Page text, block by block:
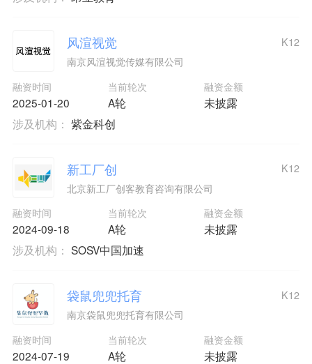
风渲视觉
南京风渲视觉传媒有限公司
融资时间
2025-01-20
当前轮次
A轮
融资金额
未披露
K12
涉及机构： 紫金科创
新工厂创
北京新工厂创客教育咨询有限公司
融资时间
2024-09-18
当前轮次
A轮
融资金额
未披露
K12
涉及机构： SOSV中国加速
袋鼠兜兜托育
南京袋鼠兜兜托育有限公司
融资时间
2024-07-19
当前轮次
A轮
融资金额
未披露
K12